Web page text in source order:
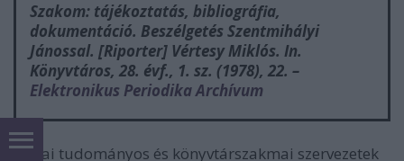
Szakom: tájékoztatás, bibliográfia,
dokumentáció. Beszélgetés Szentmihályi
Jánossal. [Riporter] Vértesy Miklós. In.
Könyvtáros, 28. évf., 1. sz. (1978), 22. –
Elektronikus Periodika Archívum
Hazai tudományos és könyvtárszakmai szervezetek